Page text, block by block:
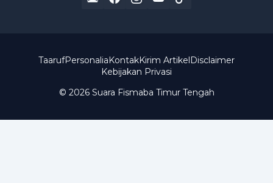
© 2026 Suara Fismaba Timur Tengah
TaarufPersonaliaKontakKirim ArtikelDisclaimer
Kebijakan Privasi